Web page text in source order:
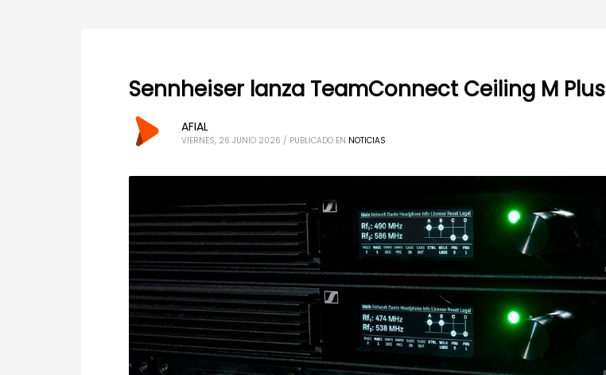
Sennheiser lanza TeamConnect Ceiling M Plus
AFIAL
VIERNES, 26 JUNIO 2026 / PUBLICADO EN NOTICIAS